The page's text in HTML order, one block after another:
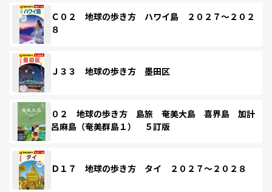
Ｃ０２ 地球の歩き方 ハワイ島 ２０２７～２０２
８
Ｊ３３ 地球の歩き方 墨田区
０２ 地球の歩き方 島旅 奄美大島 喜界島 加計
呂麻島（奄美群島１） ５訂版
Ｄ１７ 地球の歩き方 タイ ２０２７～２０２８